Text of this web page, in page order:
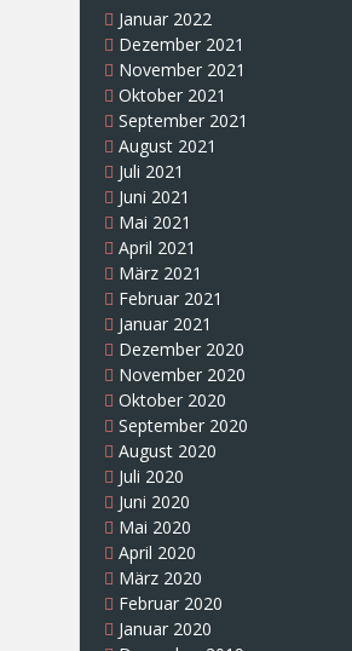
Januar 2022
Dezember 2021
November 2021
Oktober 2021
September 2021
August 2021
Juli 2021
Juni 2021
Mai 2021
April 2021
März 2021
Februar 2021
Januar 2021
Dezember 2020
November 2020
Oktober 2020
September 2020
August 2020
Juli 2020
Juni 2020
Mai 2020
April 2020
März 2020
Februar 2020
Januar 2020